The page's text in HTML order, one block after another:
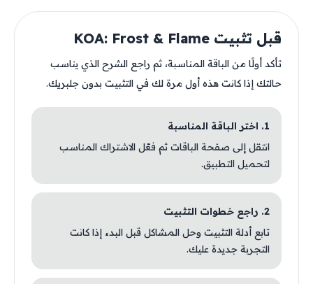
قبل تثبيت KOA: Frost & Flame
تأكد أولًا من الباقة المناسبة، ثم راجع الشرح الذي يناسب
حالتك إذا كانت هذه أول مرة لك في التثبيت بدون جلبريك.
1. اختر الباقة المناسبة
انتقل إلى صفحة الباقات ثم فعّل الاشتراك المناسب
لتحميل التطبيق.
2. راجع خطوات التثبيت
تابع أدلة التثبيت وحل المشاكل قبل البدء إذا كانت
التجربة جديدة عليك.